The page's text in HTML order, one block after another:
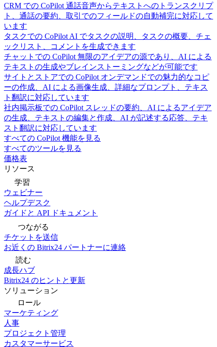
CRM での CoPilot 通話音声からテキストへのトランスクリプ
ト、通話の要約、取引でのフィールドの自動補完に対応して
います
タスクでの CoPilot AI でタスクの説明、タスクの概要、チェ
ックリスト、コメントを生成できます
チャットでの CoPilot 無限のアイデアの源であり、AI による
テキストの生成やブレインストーミングなどが可能です
サイトとストアでの CoPilot オンデマンドでの魅力的なコピ
ーの作成、AI による画像生成、詳細なプロンプト、テキス
ト翻訳に対応しています
社内掲示板での CoPilot スレッドの要約、AI によるアイデア
の生成、テキストの編集と作成、AI が記述する応答、テキ
スト翻訳に対応しています
すべての CoPilot 機能を見る
すべてのツールを見る
価格表
リソース
学習
ウェビナー
ヘルプデスク
ガイドと API ドキュメント
つながる
チケットを送信
お近くの Bitrix24 パートナーに連絡
読む
成長ハブ
Bitrix24 のヒントと更新
ソリューション
ロール
マーケティング
人事
プロジェクト管理
カスタマーサービス